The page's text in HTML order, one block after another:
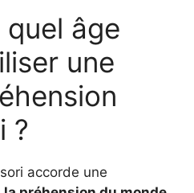
âge
une
?
accorde une